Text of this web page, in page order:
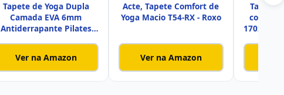
Tapete de Yoga Dupla
Camada EVA 6mm
Antiderrapante Pilates
Ver na Amazon
Acte, Tapete Comfort de
Yoga Macio T54-RX - Roxo
Ver na Amazon
Tapete
com
170x60